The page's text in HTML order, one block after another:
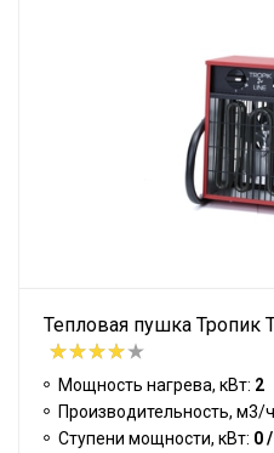
Тепловая пушка Тропик
Мощность нагрева, кВт: 2
Производительность, м3/
Ступени мощности, кВт: 0